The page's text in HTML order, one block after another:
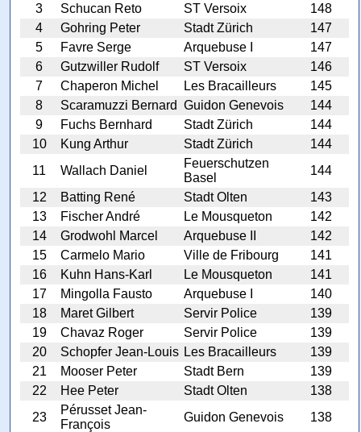
3
Schucan Reto ST Versoix
148
4
Gohring Peter Stadt Zürich
147
5
Favre Serge Arquebuse I
147
6
Gutzwiller Rudolf ST Versoix
146
7
Chaperon Michel Les Bracailleurs
145
8
Scaramuzzi Bernard Guidon Genevois
144
9
Fuchs Bernhard Stadt Zürich
144
10
Kung Arthur Stadt Zürich
144
11
Wallach Daniel
Feuerschutzen
Basel
144
12
Batting René Stadt Olten
143
13
Fischer André Le Mousqueton
142
14
Grodwohl Marcel Arquebuse II
142
15
Carmelo Mario Ville de Fribourg
141
16
Kuhn Hans-Karl Le Mousqueton
141
17
Mingolla Fausto Arquebuse I
140
18
Maret Gilbert Servir Police
139
19
Chavaz Roger Servir Police
139
20
Schopfer Jean-Louis Les Bracailleurs
139
21
Mooser Peter Stadt Bern
139
22
Hee Peter Stadt Olten
138
23
Pérusset Jean-
François
Guidon Genevois
138